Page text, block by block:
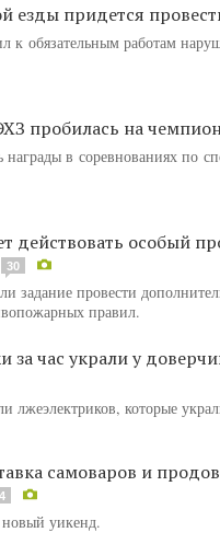
придется
к обязательным работам
пробилась на
в соревнованиях по
действовать особый
30
задание провести
правил.
за час украли у
лжеэлектриков, которые
самоваров и
уикенд.